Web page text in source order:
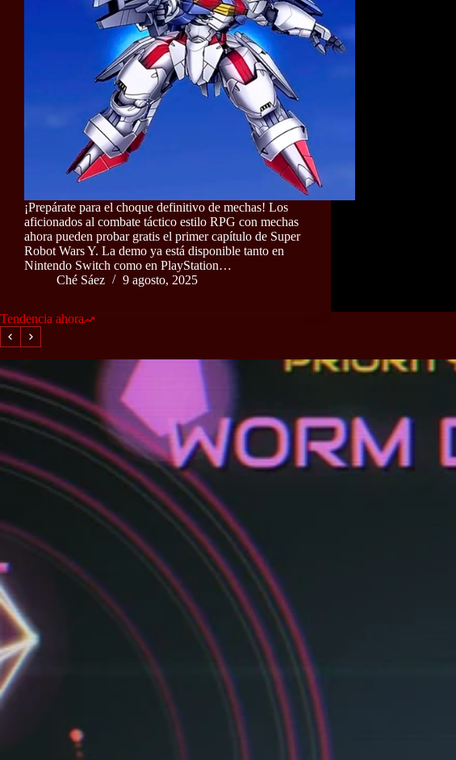
¡Prepárate para el choque definitivo de mechas! Los
aficionados al combate táctico estilo RPG con mechas
ahora pueden probar gratis el primer capítulo de Super
Robot Wars Y. La demo ya está disponible tanto en
Nintendo Switch como en PlayStation…
Ché Sáez
9 agosto, 2025
Tendencia ahora